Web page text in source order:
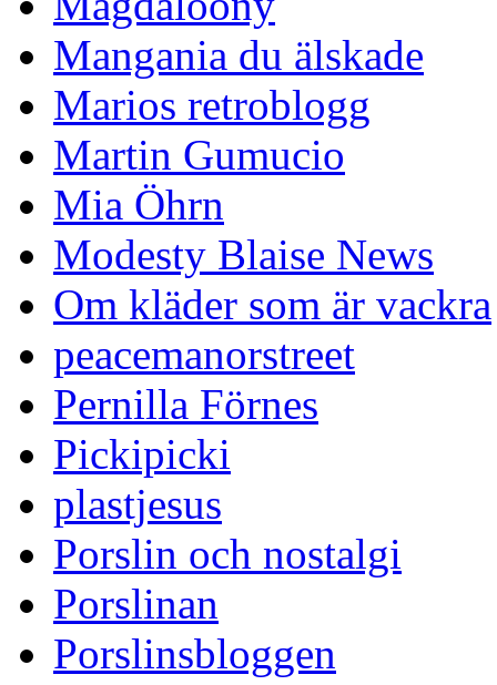
Mangania du älskade
Marios retroblogg
Martin Gumucio
Mia Öhrn
Modesty Blaise News
Om kläder som är vackra
peacemanorstreet
Pernilla Förnes
Pickipicki
plastjesus
Porslin och nostalgi
Porslinan
Porslinsbloggen